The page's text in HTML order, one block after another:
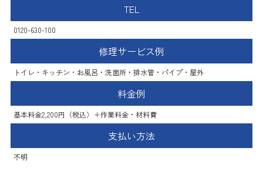
TEL
0120-630-100
修理サービス例
トイレ・キッチン・お風呂・洗面所・排水管・パイプ・屋外
料金例
基本料金2,200円（税込）＋作業料金・材料費
支払い方法
不明